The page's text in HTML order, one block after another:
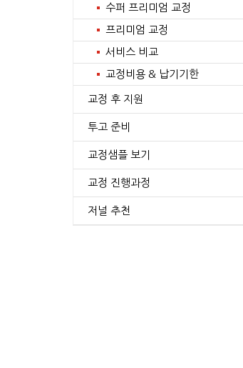
수퍼 프리미엄 교정
프리미엄 교정
서비스 비교
교정비용 & 납기기한
교정 후 지원
투고 준비
교정샘플 보기
교정 진행과정
저널 추천